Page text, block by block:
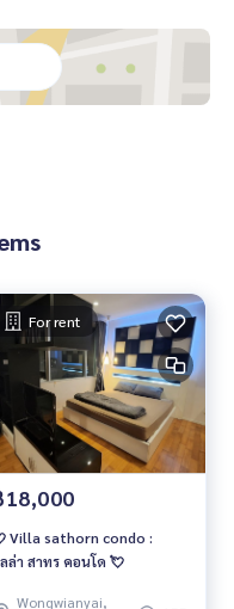
For rent
18,000
Villa sathorn condo :
ล่า สาทร คอนโด 💘
Wongwianyai,